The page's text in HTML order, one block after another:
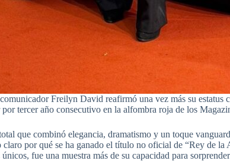
Freilyn David reafirmó una vez más su estatus
tercer año consecutivo en la alfombra roja de los
que combinó elegancia, dramatismo y un toque
claro por qué se ha ganado el título no oficial de “Rey de la
fue una muestra más de su capacidad para